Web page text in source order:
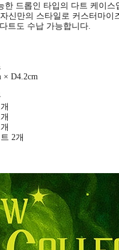
한 드롭인 타입의 다트 케이스
신만의 스타일로 커스터마이
트도 수납 가능합니다.
× D4.2cm
2개